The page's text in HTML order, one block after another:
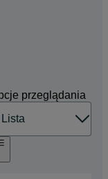
przeglądania